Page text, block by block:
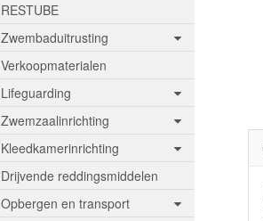
RESTUBE
Zwembaduitrusting
Verkoopmaterialen
Lifeguarding
Zwemzaalinrichting
Kleedkamerinrichting
Drijvende reddingsmiddelen
Opbergen en transport